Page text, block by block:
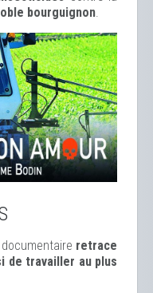
bourguignon.
retrace
de travailler au plus